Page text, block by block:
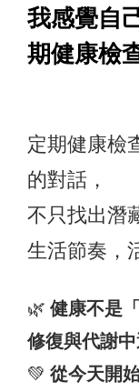
我感覺自
期健康檢
定期健康檢
的對話，
不只找出潛
生活節奏，
🌿 健康不是
修復與代謝中
💚 從今天開